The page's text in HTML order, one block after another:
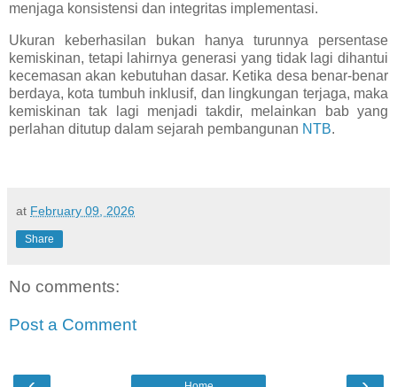
menjaga konsistensi dan integritas implementasi.
Ukuran keberhasilan bukan hanya turunnya persentase
kemiskinan, tetapi lahirnya generasi yang tidak lagi dihantui
kecemasan akan kebutuhan dasar. Ketika desa benar-benar
berdaya, kota tumbuh inklusif, dan lingkungan terjaga, maka
kemiskinan tak lagi menjadi takdir, melainkan bab yang
perlahan ditutup dalam sejarah pembangunan NTB.
at February 09, 2026
Share
No comments:
Post a Comment